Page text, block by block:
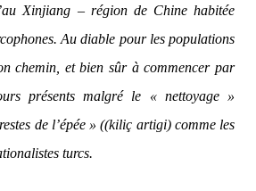
Xinjiang – région de Chine habitée
Au diable pour les populations
chemin, et bien sûr à commencer par
présents malgré le « nettoyage »
de l’épée » ((kiliç artigi) comme les
turcs.